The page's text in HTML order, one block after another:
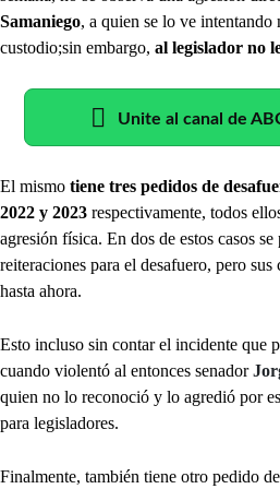
Samaniego, a quien se lo ve intentando
custodio;sin embargo, al legislador no
Unite al canal de
El mismo tiene tres pedidos de
2022 y 2023 respectivamente, todos
agresión física. En dos de estos casos
reiteraciones para el desafuero, pero
hasta ahora.
Esto incluso sin contar el incidente que
cuando violentó al entonces senador
quien no lo reconoció y lo agredió por
para legisladores.
Finalmente, también tiene otro pedido